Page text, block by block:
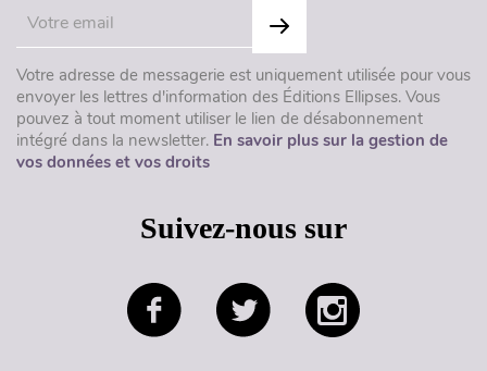
Votre adresse de messagerie est uniquement utilisée pour vous
envoyer les lettres d'information des Éditions Ellipses. Vous
pouvez à tout moment utiliser le lien de désabonnement
intégré dans la newsletter. En savoir plus sur la gestion de
vos données et vos droits
Suivez-nous sur